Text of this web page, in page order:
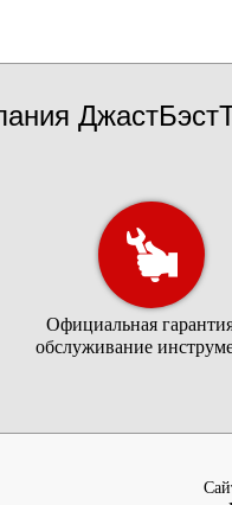
Официальная
обслуживание